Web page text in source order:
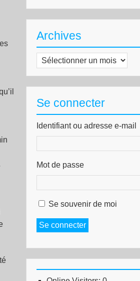
Archives
Archives
Se connecter
Identifiant ou adresse e-mail
Mot de passe
Se souvenir de moi
Se connecter